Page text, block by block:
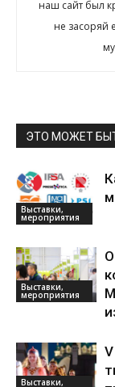
наш сайт был
не засоряй
ЭТО МОЖЕТ
Выставки,
мероприятия
Выставки,
мероприятия
Выставки,